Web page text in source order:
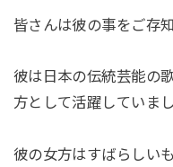
皆さんは彼の事をご存
彼は日本の伝統芸能の
方として活躍していまし
彼の女方はすばらしい